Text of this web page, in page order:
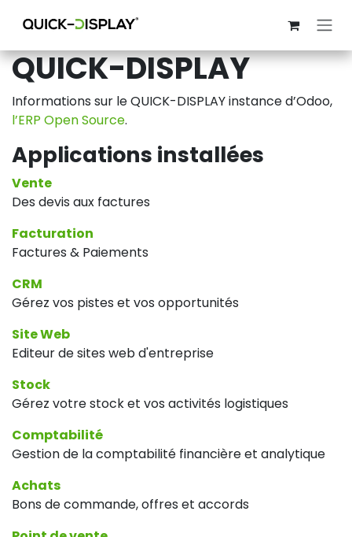
QUICK-DISPLAY
Informations sur le QUICK-DISPLAY instance d’Odoo,
l’ERP Open Source.
Applications installées
Vente
Des devis aux factures
Facturation
Factures & Paiements
CRM
Gérez vos pistes et vos opportunités
Site Web
Editeur de sites web d'entreprise
Stock
Gérez votre stock et vos activités logistiques
Comptabilité
Gestion de la comptabilité financière et analytique
Achats
Bons de commande, offres et accords